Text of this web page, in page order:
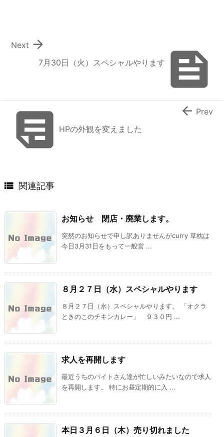

7月30日（火）スペシャルやります

Next
HPの外観を変えました
 Prev
 関連記事
お知らせ 閉店・廃業します。
突然のお知らせで申し訳ありませんがcurry 草枕は
今日3月31日をもって一般営 ...
８月２７日（水）スペシャルやります
８月２７日（水）スペシャルやります。 「オクラ
ときのこのチキンカレー」 ９３０円 ...
求人を再開します
最近うちのバイトさん達が忙しいみたいなので求人
を再開します。 特にお昼定期的に入 ...
本日３月６日（木）売り切れました